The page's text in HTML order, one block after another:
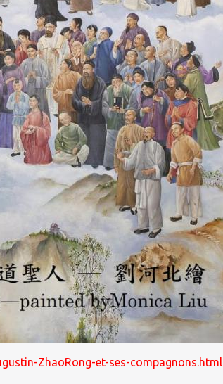
ZhaoRong-et-ses-compagnons.html